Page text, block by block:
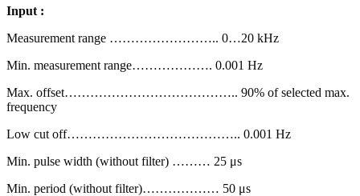
Input :
Measurement range …………………….. 0…20 kHz
Min. measurement range………………. 0.001 Hz
Max. offset………………………………….. 90% of selected max.
frequency
Low cut off………………………………….. 0.001 Hz
Min. pulse width (without filter) ……… 25 μs
Min. period (without filter)……………… 50 μs